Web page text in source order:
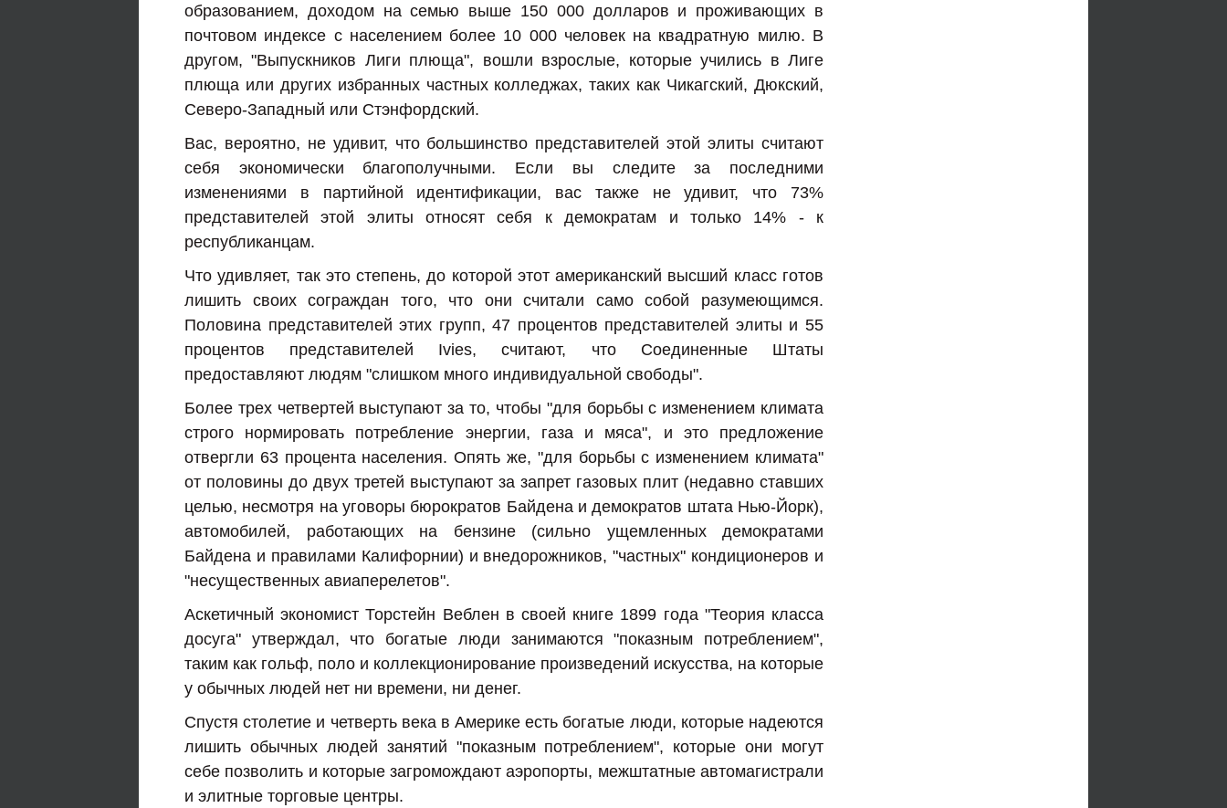
образованием, доходом на семью выше 150 000 долларов и проживающих в
почтовом индексе с населением более 10 000 человек на квадратную милю. В
другом, "Выпускников Лиги плюща", вошли взрослые, которые учились в Лиге
плюща или других избранных частных колледжах, таких как Чикагский, Дюкский,
Северо-Западный или Стэнфордский.
Вас, вероятно, не удивит, что большинство представителей этой элиты считают
себя экономически благополучными. Если вы следите за последними
изменениями в партийной идентификации, вас также не удивит, что 73%
представителей этой элиты относят себя к демократам и только 14% - к
республиканцам.
Что удивляет, так это степень, до которой этот американский высший класс готов
лишить своих сограждан того, что они считали само собой разумеющимся.
Половина представителей этих групп, 47 процентов представителей элиты и 55
процентов представителей Ivies, считают, что Соединенные Штаты
предоставляют людям "слишком много индивидуальной свободы".
Более трех четвертей выступают за то, чтобы "для борьбы с изменением климата
строго нормировать потребление энергии, газа и мяса", и это предложение
отвергли 63 процента населения. Опять же, "для борьбы с изменением климата"
от половины до двух третей выступают за запрет газовых плит (недавно ставших
целью, несмотря на уговоры бюрократов Байдена и демократов штата Нью-Йорк),
автомобилей, работающих на бензине (сильно ущемленных демократами
Байдена и правилами Калифорнии) и внедорожников, "частных" кондиционеров и
"несущественных авиаперелетов".
Аскетичный экономист Торстейн Веблен в своей книге 1899 года "Теория класса
досуга" утверждал, что богатые люди занимаются "показным потреблением",
таким как гольф, поло и коллекционирование произведений искусства, на которые
у обычных людей нет ни времени, ни денег.
Спустя столетие и четверть века в Америке есть богатые люди, которые надеются
лишить обычных людей занятий "показным потреблением", которые они могут
себе позволить и которые загромождают аэропорты, межштатные автомагистрали
и элитные торговые центры.